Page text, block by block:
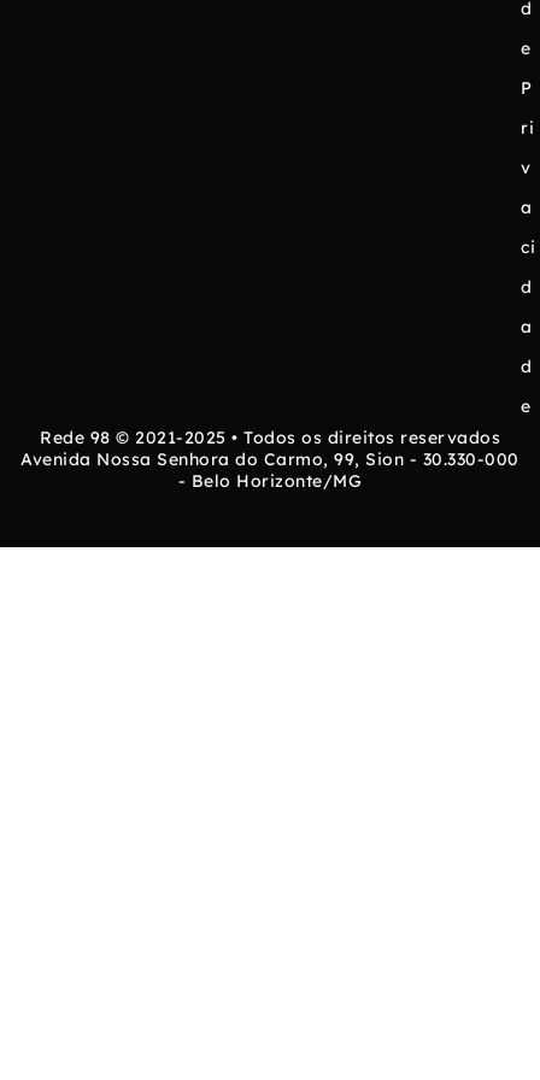
d
e
P
ri
v
a
ci
d
a
d
e
Rede 98 © 2021-2025 • Todos os direitos reservados
Avenida Nossa Senhora do Carmo, 99, Sion - 30.330-000
- Belo Horizonte/MG